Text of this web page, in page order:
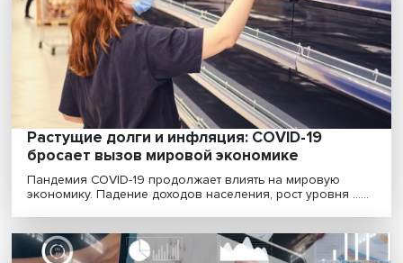
Лев Сокольщик: соперничество США с
Россией и Китаем становится основой
нынешнего мирового порядка
Россия остается для США геополитическим и
идеологическим соперником, в американской элите
сложилс......